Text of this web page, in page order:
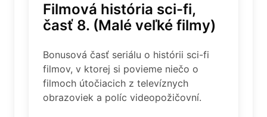
Filmová história sci-fi,
časť 8. (Malé veľké filmy)
Bonusová časť seriálu o histórii sci-fi
filmov, v ktorej si povieme niečo o
filmoch útočiacich z televíznych
obrazoviek a políc videopožičovní.